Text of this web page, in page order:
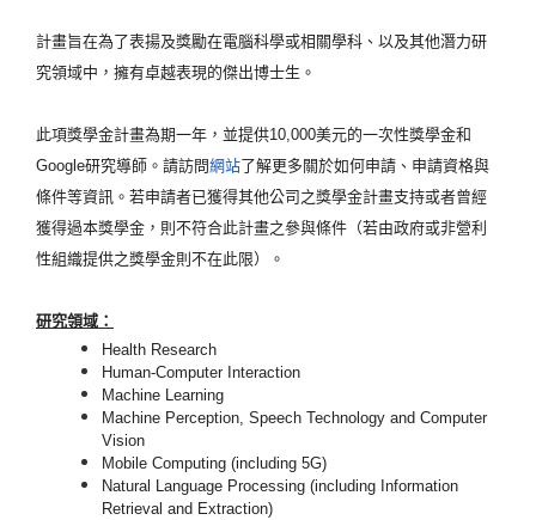
計畫旨在為了表揚及獎勵在電腦科學或相關學科、 以及其他潛力研
究領域中，擁有卓越表現的傑出博士生。
此項獎學金計畫為期一年，並提供10,000美元的一次性獎學金和
Google研究導師。請訪問網站了解更多關於如何申請、 申請資格與
條件等資訊。 若申請者已獲得其他公司之獎學金計畫支持或者曾經
獲得過本獎學金 ，則不符合此計畫之參與條件（若由政府或非營利
性組織提供之獎學金則不在此限）。
研究領域：
Health Research
Human-Computer Interaction
Machine Learning
Machine Perception, Speech Technology and Computer
Vision
Mobile Computing (including 5G)
Natural Language Processing (including Information
Retrieval and Extraction)